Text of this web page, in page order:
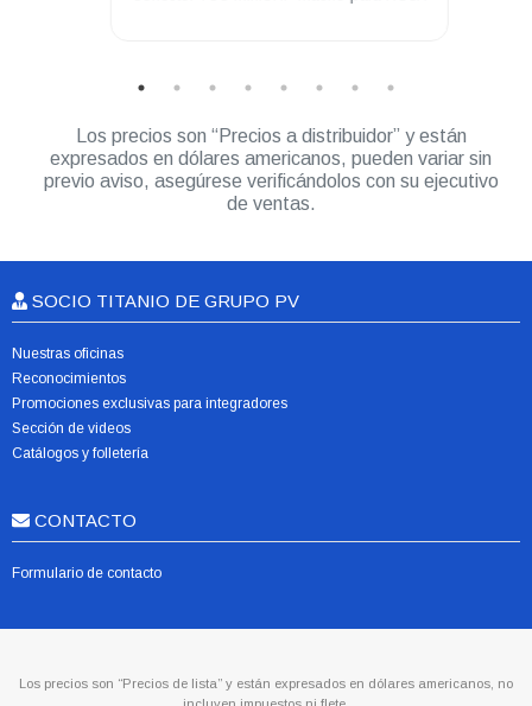
Los precios son “Precios a distribuidor” y están
expresados en dólares americanos, pueden variar sin
previo aviso, asegúrese verificándolos con su ejecutivo
de ventas.
SOCIO TITANIO DE GRUPO PV
Nuestras oficinas
Reconocimientos
Promociones exclusivas para integradores
Sección de videos
Catálogos y folletería
CONTACTO
Formulario de contacto
Los precios son “Precios de lista” y están expresados en dólares americanos, no